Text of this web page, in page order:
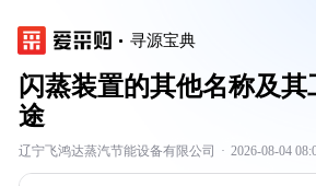
寻源宝典
闪蒸装置的其他名称及其
途
辽宁飞鸿达蒸汽节能设备有限公司 · 2026-08-04